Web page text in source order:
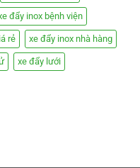
đẩy inox bệnh viện
rẻ xe đẩy inox nhà hàng
xe đẩy lưới